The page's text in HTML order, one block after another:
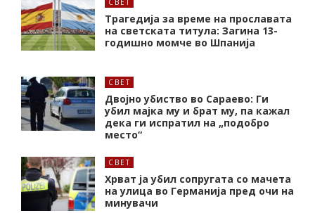
Трагедија за време на прославата
на светската титула: Загина 13-
годишно момче во Шпанија
СВЕТ
Двојно убиство во Сараево: Ги
убил мајка му и брат му, па кажал
дека ги испратил на „подобро
место“
СВЕТ
Хрват ја убил сопругата со мачета
на улица во Германија пред очи на
минувачи